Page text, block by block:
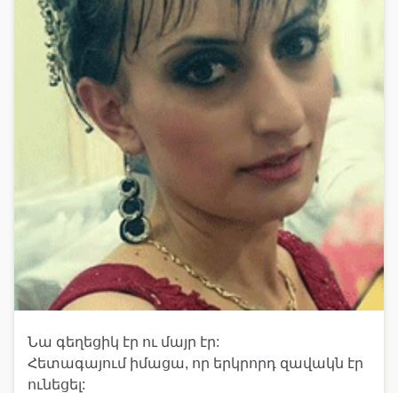
Նա գեղեցիկ էր ու մայր էր:
Հետագայում իմացա, որ երկրորդ զավակն էր
ունեցել: